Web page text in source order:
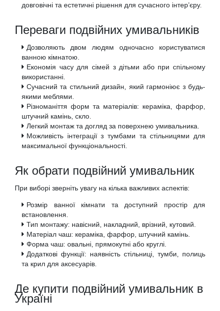
довговічні та естетичні рішення для сучасного інтер’єру.
Переваги подвійних умивальників
Дозволяють двом людям одночасно користуватися
ванною кімнатою.
Економія часу для сімей з дітьми або при спільному
використанні.
Сучасний та стильний дизайн, який гармоніює з будь-
якими меблями.
Різноманіття форм та матеріалів: кераміка, фарфор,
штучний камінь, скло.
Легкий монтаж та догляд за поверхнею умивальника.
Можливість інтеграції з тумбами та стільницями для
максимальної функціональності.
Як обрати подвійний умивальник
При виборі зверніть увагу на кілька важливих аспектів:
Розмір ванної кімнати та доступний простір для
встановлення.
Тип монтажу: навісний, накладний, врізний, кутовий.
Матеріал чаш: кераміка, фарфор, штучний камінь.
Форма чаш: овальні, прямокутні або круглі.
Додаткові функції: наявність стільниці, тумби, полиць
та крил для аксесуарів.
Де купити подвійний умивальник в
Україні